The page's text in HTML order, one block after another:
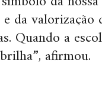
da valorização
Quando a
afirmou.